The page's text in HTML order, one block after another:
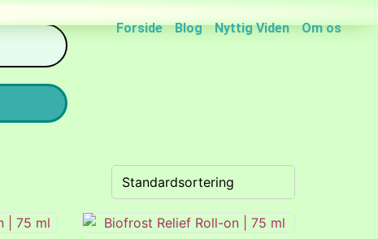
Forside Blog Nyttig Viden Om os